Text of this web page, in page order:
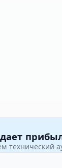
технический